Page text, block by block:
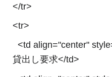
</tr>
<tr>
<td align="center"
貸出し要求</td>